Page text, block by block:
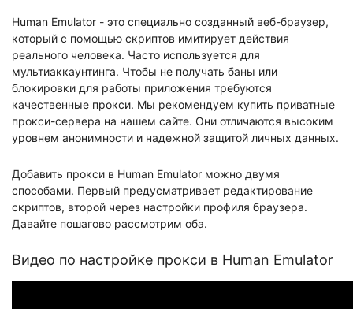
Human Emulator - это специально созданный веб-браузер,
который с помощью скриптов имитирует действия
реального человека. Часто используется для
мультиаккаунтинга. Чтобы не получать баны или
блокировки для работы приложения требуются
качественные прокси. Мы рекомендуем купить приватные
прокси-сервера на нашем сайте. Они отличаются высоким
уровнем анонимности и надежной защитой личных данных.
Добавить прокси в Human Emulator можно двумя
способами. Первый предусматривает редактирование
скриптов, второй через настройки профиля браузера.
Давайте пошагово рассмотрим оба.
Видео по настройке прокси в Human Emulator